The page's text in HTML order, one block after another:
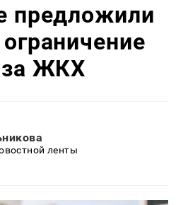
предложили
ЖКХ
ленты